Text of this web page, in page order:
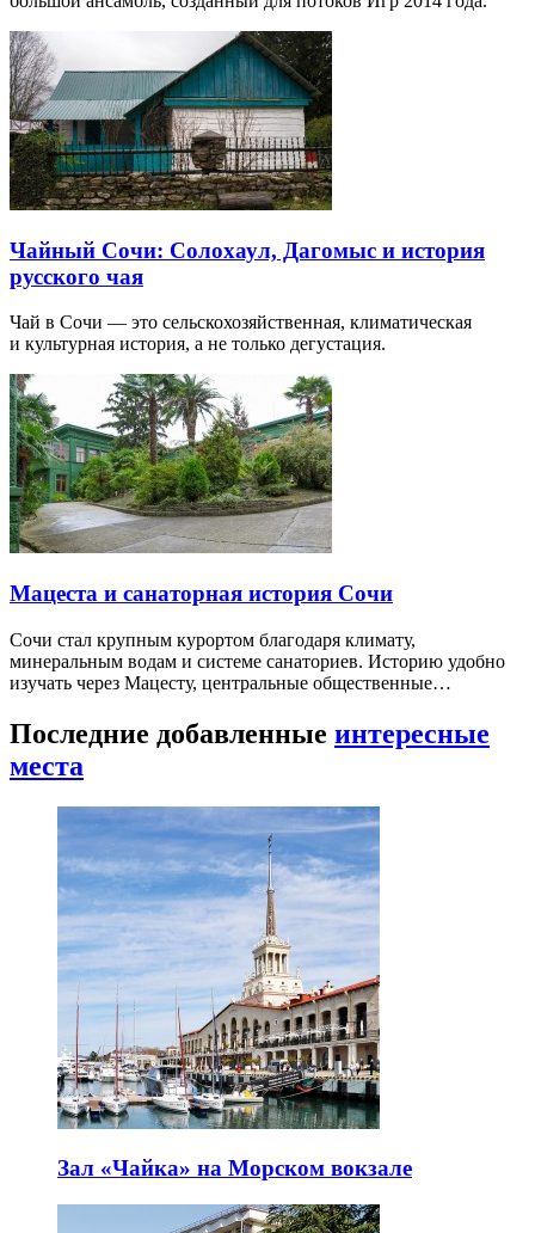
Чайный Сочи: Солохаул, Дагомыс и история
русского чая
Чай в Сочи — это сельскохозяйственная, климатическая
и культурная история, а не только дегустация.
Мацеста и санаторная история Сочи
Сочи стал крупным курортом благодаря климату,
минеральным водам и системе санаториев. Историю удобно
изучать через Мацесту, центральные общественные…
Последние добавленные интересные
места
Зал «Чайка» на Морском вокзале